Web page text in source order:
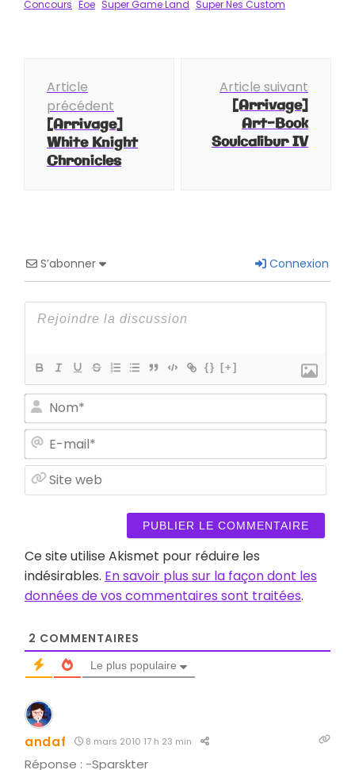
Concours Eoe Super Game Land Super Nes Custom
d'article
Article
précédent
[Arrivage]
White Knight
Chronicles
Article suivant
[Arrivage]
Art-Book
Soulcalibur IV
S’abonner Connexion
{} [+]
web
Ce site utilise Akismet pour réduire les
indésirables. En savoir plus sur la façon dont les
données de vos commentaires sont traitées.
2 COMMENTAIRES
Le plus populaire
andaf 8 mars 2010 17 h 23 min
Réponse : -Sparskter